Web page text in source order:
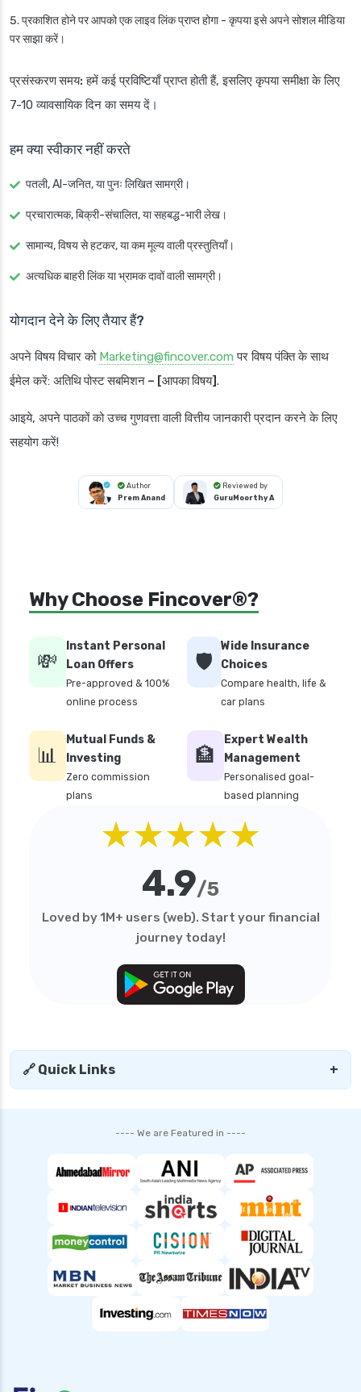
प्रकाशित होने पर आपको एक लाइव लिंक प्राप्त होगा - कृपया इसे अपने सोशल मीडिया
पर साझा करें।
प्रसंस्करण समय: हमें कई प्रविष्टियाँ प्राप्त होती हैं, इसलिए कृपया समीक्षा के लिए
7-10 व्यावसायिक दिन का समय दें।
हम क्या स्वीकार नहीं करते
पतली, AI-जनित, या पुनः लिखित सामग्री।
प्रचारात्मक, बिक्री-संचालित, या सहबद्ध-भारी लेख।
सामान्य, विषय से हटकर, या कम मूल्य वाली प्रस्तुतियाँ।
अत्यधिक बाहरी लिंक या भ्रामक दावों वाली सामग्री।
योगदान देने के लिए तैयार हैं?
अपने विषय विचार को Marketing@fincover.com पर विषय पंक्ति के साथ
ईमेल करें: अतिथि पोस्ट सबमिशन – [आपका विषय].
आइये, अपने पाठकों को उच्च गुणवत्ता वाली वित्तीय जानकारी प्रदान करने के लिए
सहयोग करें!
Author
Prem Anand
Reviewed by
GuruMoorthy A
Why Choose Fincover®?
💸
Instant Personal
Loan Offers
Pre-approved & 100%
online process
🛡️
Wide Insurance
Choices
Compare health, life &
car plans
📊
Mutual Funds &
Investing
Zero commission
plans
🏦
Expert Wealth
Management
Personalised goal-
based planning
★★★★★
4.9/5
Loved by 1M+ users (web). Start your financial
journey today!
🔗 Quick Links +
---- We are Featured in ----